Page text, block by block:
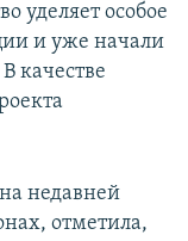
уделяет особое
и уже начали
качестве
недавней
отметила,